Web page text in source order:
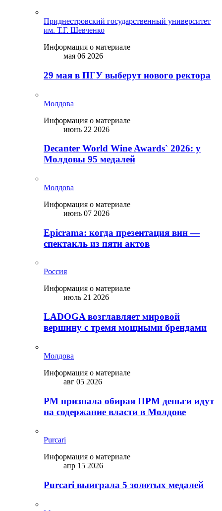
Приднестровский государственный университет
им. Т.Г. Шевченко
Информация о материале
мая 06 2026
29 мая в ПГУ выберут нового ректора
Молдова
Информация о материале
июнь 22 2026
Decanter World Wine Awards` 2026: у
Молдовы 95 медалей
Молдова
Информация о материале
июнь 07 2026
Epicrama: когда презентация вин —
спектакль из пяти актов
Россия
Информация о материале
июль 21 2026
LADOGA возглавляет мировой
вершину с тремя мощными брендами
Молдова
Информация о материале
авг 05 2026
PM признала обирая ПРМ деньги идут
на содержание власти в Молдове
Purcari
Информация о материале
апр 15 2026
Purcari выиграла 5 золотых медалей